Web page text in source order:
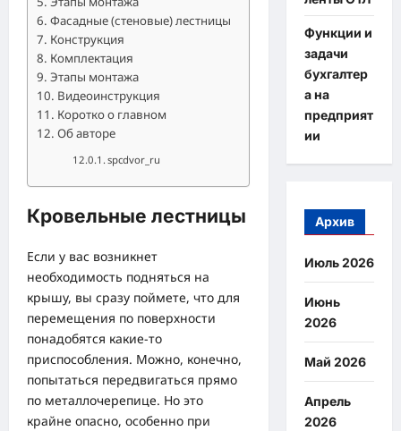
Фасадные (стеновые) лестницы
Конструкция
Комплектация
Этапы монтажа
Видеоинструкция
Коротко о главном
Об авторе
spcdvor_ru
Кровельные лестницы
Если у вас возникнет
необходимость подняться на
крышу, вы сразу поймете, что для
перемещения по поверхности
понадобятся какие-то
приспособления. Можно, конечно,
попытаться передвигаться прямо
по металлочерепице. Но это
крайне опасно, особенно при
Функции и
задачи
бухгалтер
а на
предприят
ии
Архив
Июль 2026
Июнь
2026
Май 2026
Апрель
2026